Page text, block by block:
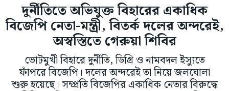
দুর্নীতিতে অভিযুক্ত বিহারের একাধিক
বিজেপি নেতা-মন্ত্রী, বিতর্ক দলের অন্দরেই,
অস্বস্তিতে গেরুয়া শিবির
ভোটমুখী বিহারে দুর্নীতি, ডিগ্রি ও নামবদল ইস্যুতে
ফাঁপরে বিজেপি। দলের অন্দরেই তা নিয়ে জলঘোলা
শুরু হয়েছে। সম্প্রতি বিজেপির একাধিক নেতার বিরুদ্ধে